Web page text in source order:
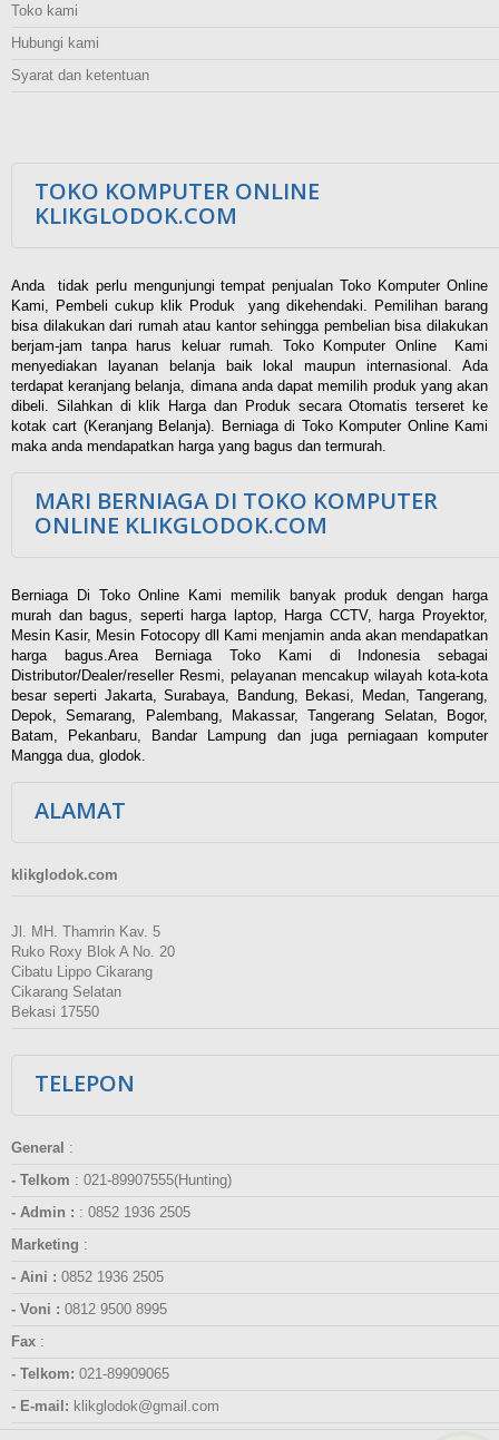
Toko kami
Hubungi kami
Syarat dan ketentuan
TOKO KOMPUTER ONLINE
KLIKGLODOK.COM
Anda tidak perlu mengunjungi tempat penjualan Toko Komputer Online
Kami, Pembeli cukup klik Produk yang dikehendaki. Pemilihan barang
bisa dilakukan dari rumah atau kantor sehingga pembelian bisa dilakukan
berjam-jam tanpa harus keluar rumah. Toko Komputer Online Kami
menyediakan layanan belanja baik lokal maupun internasional. Ada
terdapat keranjang belanja, dimana anda dapat memilih produk yang akan
dibeli. Silahkan di klik Harga dan Produk secara Otomatis terseret ke
kotak cart (Keranjang Belanja). Berniaga di Toko Komputer Online Kami
maka anda mendapatkan harga yang bagus dan termurah.
MARI BERNIAGA DI TOKO KOMPUTER
ONLINE KLIKGLODOK.COM
Berniaga Di Toko Online Kami memilik banyak produk dengan harga
murah dan bagus, seperti harga laptop, Harga CCTV, harga Proyektor,
Mesin Kasir, Mesin Fotocopy dll Kami menjamin anda akan mendapatkan
harga bagus.Area Berniaga Toko Kami di Indonesia sebagai
Distributor/Dealer/reseller Resmi, pelayanan mencakup wilayah kota-kota
besar seperti Jakarta, Surabaya, Bandung, Bekasi, Medan, Tangerang,
Depok, Semarang, Palembang, Makassar, Tangerang Selatan, Bogor,
Batam, Pekanbaru, Bandar Lampung dan juga perniagaan komputer
Mangga dua, glodok.
ALAMAT
klikglodok.com
Jl. MH. Thamrin Kav. 5
Ruko Roxy Blok A No. 20
Cibatu Lippo Cikarang
Cikarang Selatan
Bekasi 17550
TELEPON
General :
- Telkom : 021-89907555(Hunting)
- Admin : : 0852 1936 2505
Marketing :
- Aini : 0852 1936 2505
- Voni : 0812 9500 8995
Fax :
- Telkom: 021-89909065
- E-mail: klikglodok@gmail.com